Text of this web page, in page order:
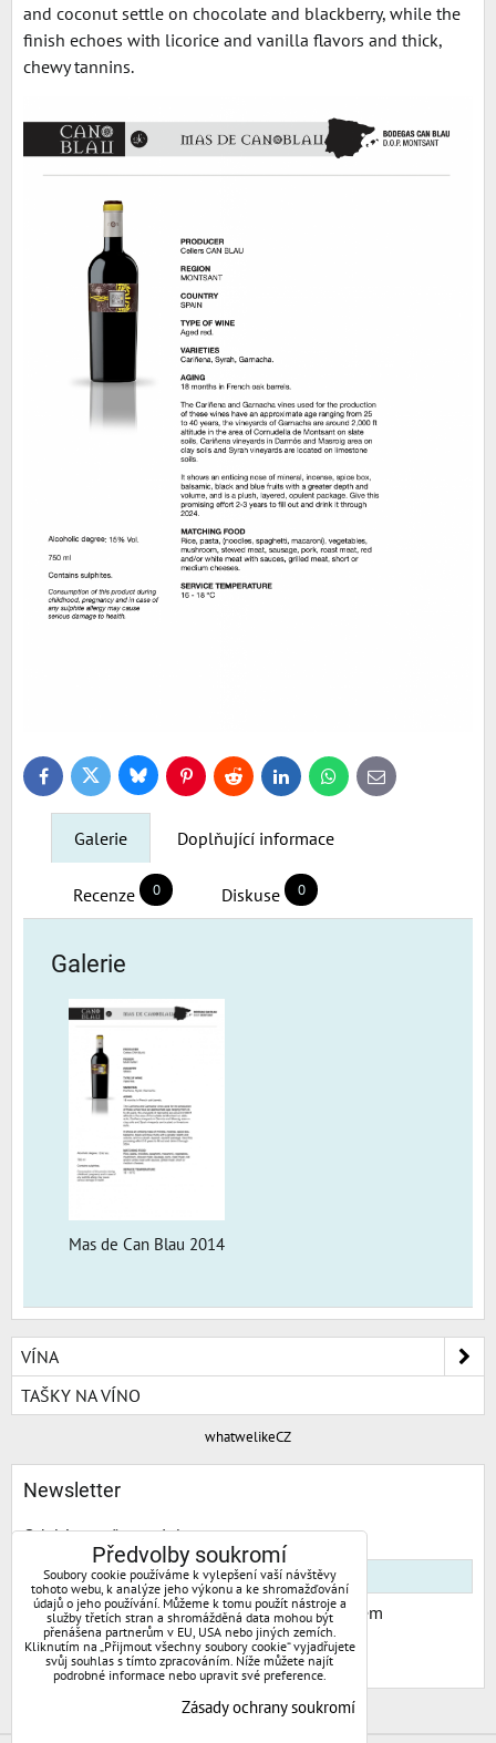
and coconut settle on chocolate and blackberry, while the
finish echoes with licorice and vanilla flavors and thick,
chewy tannins.
FacebookTwitter BlueskyPinterestReddit LinkedInWhatsApp
E-
mail
Galerie Doplňující informace
Recenze 0 Diskuse 0
Galerie
Mas de Can Blau 2014
VÍNA
TAŠKY NA VÍNO
whatwelikeCZ
Newsletter
Odebírat naše novinky:
Chci se přihlásit k odběru novinek e-mailem
Odebírat
Předvolby soukromí
Soubory cookie používáme k vylepšení vaší návštěvy
tohoto webu, k analýze jeho výkonu a ke shromažďování
údajů o jeho používání. Můžeme k tomu použít nástroje a
služby třetích stran a shromážděná data mohou být
přenášena partnerům v EU, USA nebo jiných zemích.
Kliknutím na „Přijmout všechny soubory cookie“ vyjadřujete
svůj souhlas s tímto zpracováním. Níže můžete najít
podrobné informace nebo upravit své preference.
Zásady ochrany soukromí